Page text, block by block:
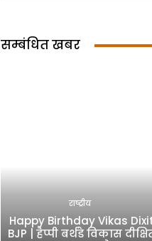
सम्बंधित खबर
राष्ट्रीय
Happy Birthday Vikas
BJP | हैप्पी बर्थडे विकास